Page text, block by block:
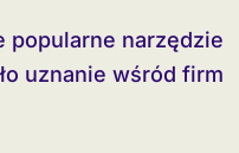
uznanie wśród firm